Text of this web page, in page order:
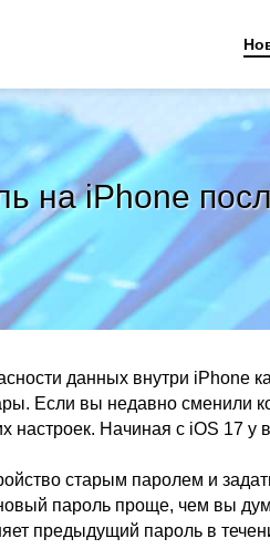
на iPhone
данных внутри iPhone
Если вы недавно сменили
настроек. Начиная с iOS 17 у
старым паролем и
пароль проще, чем вы
предыдущий пароль в